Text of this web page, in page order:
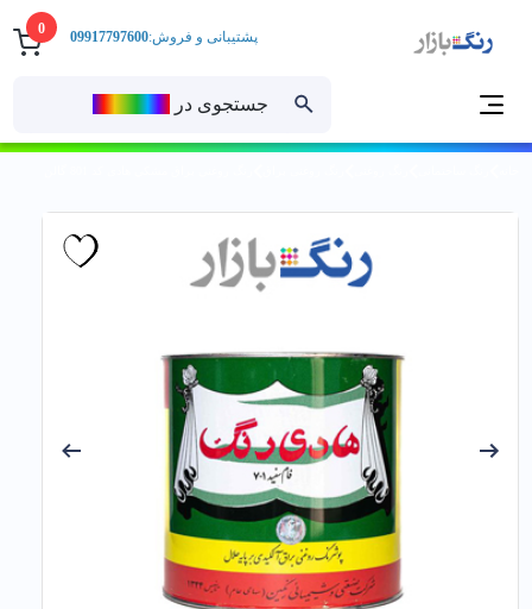
0
جستجوی در
پشتیبانی و فروش:09917797600